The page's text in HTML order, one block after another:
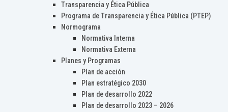
Transparencia y Ética Pública
Programa de Transparencia y Ética Pública (PTEP)
Normograma
Normativa Interna
Normativa Externa
Planes y Programas
Plan de acción
Plan estratégico 2030
Plan de desarrollo 2022
Plan de desarrollo 2023 – 2026